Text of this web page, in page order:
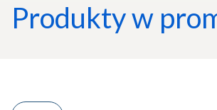
Produkty w